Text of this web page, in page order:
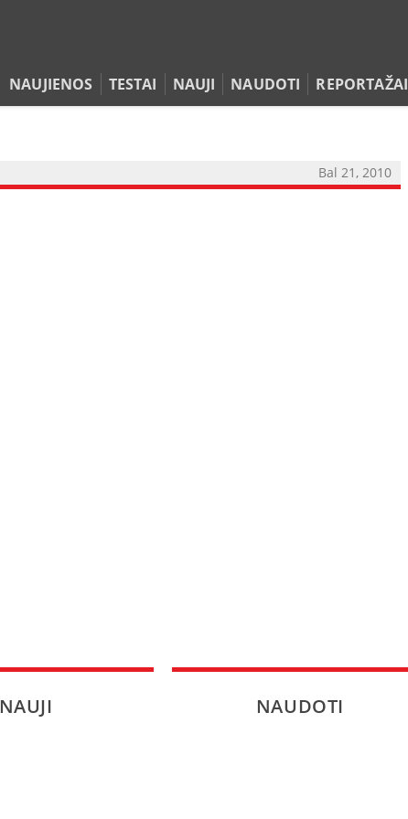
NAUJIENOS TESTAI NAUJI NAUDOTI REPORTAŽAI
NAUJIENOS
Bal 21, 2010
NAUJI NAUDOTI